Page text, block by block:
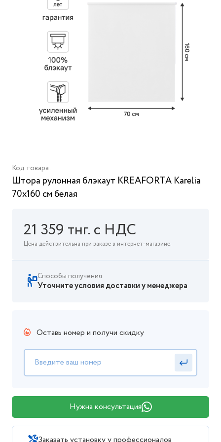
Код товара:
Штора рулонная блэкаут KREAFORTA Karelia
70x160 см белая
21 359 тнг. с НДС
Цена действительна при заказе в интернет-магазине.
Способы получения
Уточните условия доставки у менеджера
Оставь номер и получи скидку
Нужна консультация